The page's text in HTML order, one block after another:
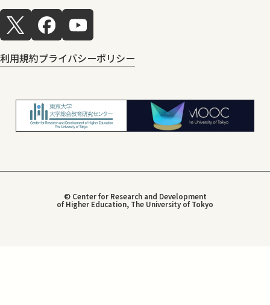
利用規約プライバシーポリシー
© Center for Research and Development
of Higher Education, The University of Tokyo